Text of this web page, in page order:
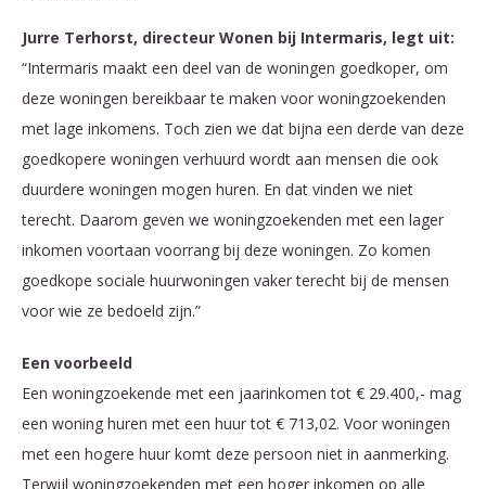
Jurre Terhorst, directeur Wonen bij Intermaris, legt uit:
“Intermaris maakt een deel van de woningen goedkoper, om
deze woningen bereikbaar te maken voor woningzoekenden
met lage inkomens. Toch zien we dat bijna een derde van deze
goedkopere woningen verhuurd wordt aan mensen die ook
duurdere woningen mogen huren. En dat vinden we niet
terecht. Daarom geven we woningzoekenden met een lager
inkomen voortaan voorrang bij deze woningen. Zo komen
goedkope sociale huurwoningen vaker terecht bij de mensen
voor wie ze bedoeld zijn.”
Een voorbeeld
Een woningzoekende met een jaarinkomen tot € 29.400,- mag
een woning huren met een huur tot € 713,02. Voor woningen
met een hogere huur komt deze persoon niet in aanmerking.
Terwijl woningzoekenden met een hoger inkomen op alle